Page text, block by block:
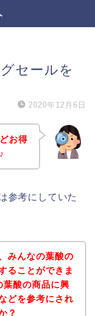
セールを
2020年12月6日
お得
参考にしていた
みんなの葉酸の
ることができま
葉酸の商品に興
どを参考にされ
？